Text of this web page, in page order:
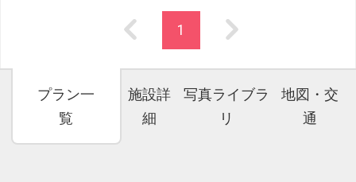
1
プラン一
覧
施設詳
細
写真ライブラ
リ
地図・交
通